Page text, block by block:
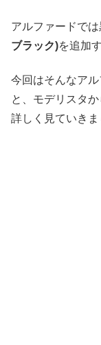
アルファードで
ブラック)を追加
今回はそんなア
と、モデリスタ
詳しく見ていきま